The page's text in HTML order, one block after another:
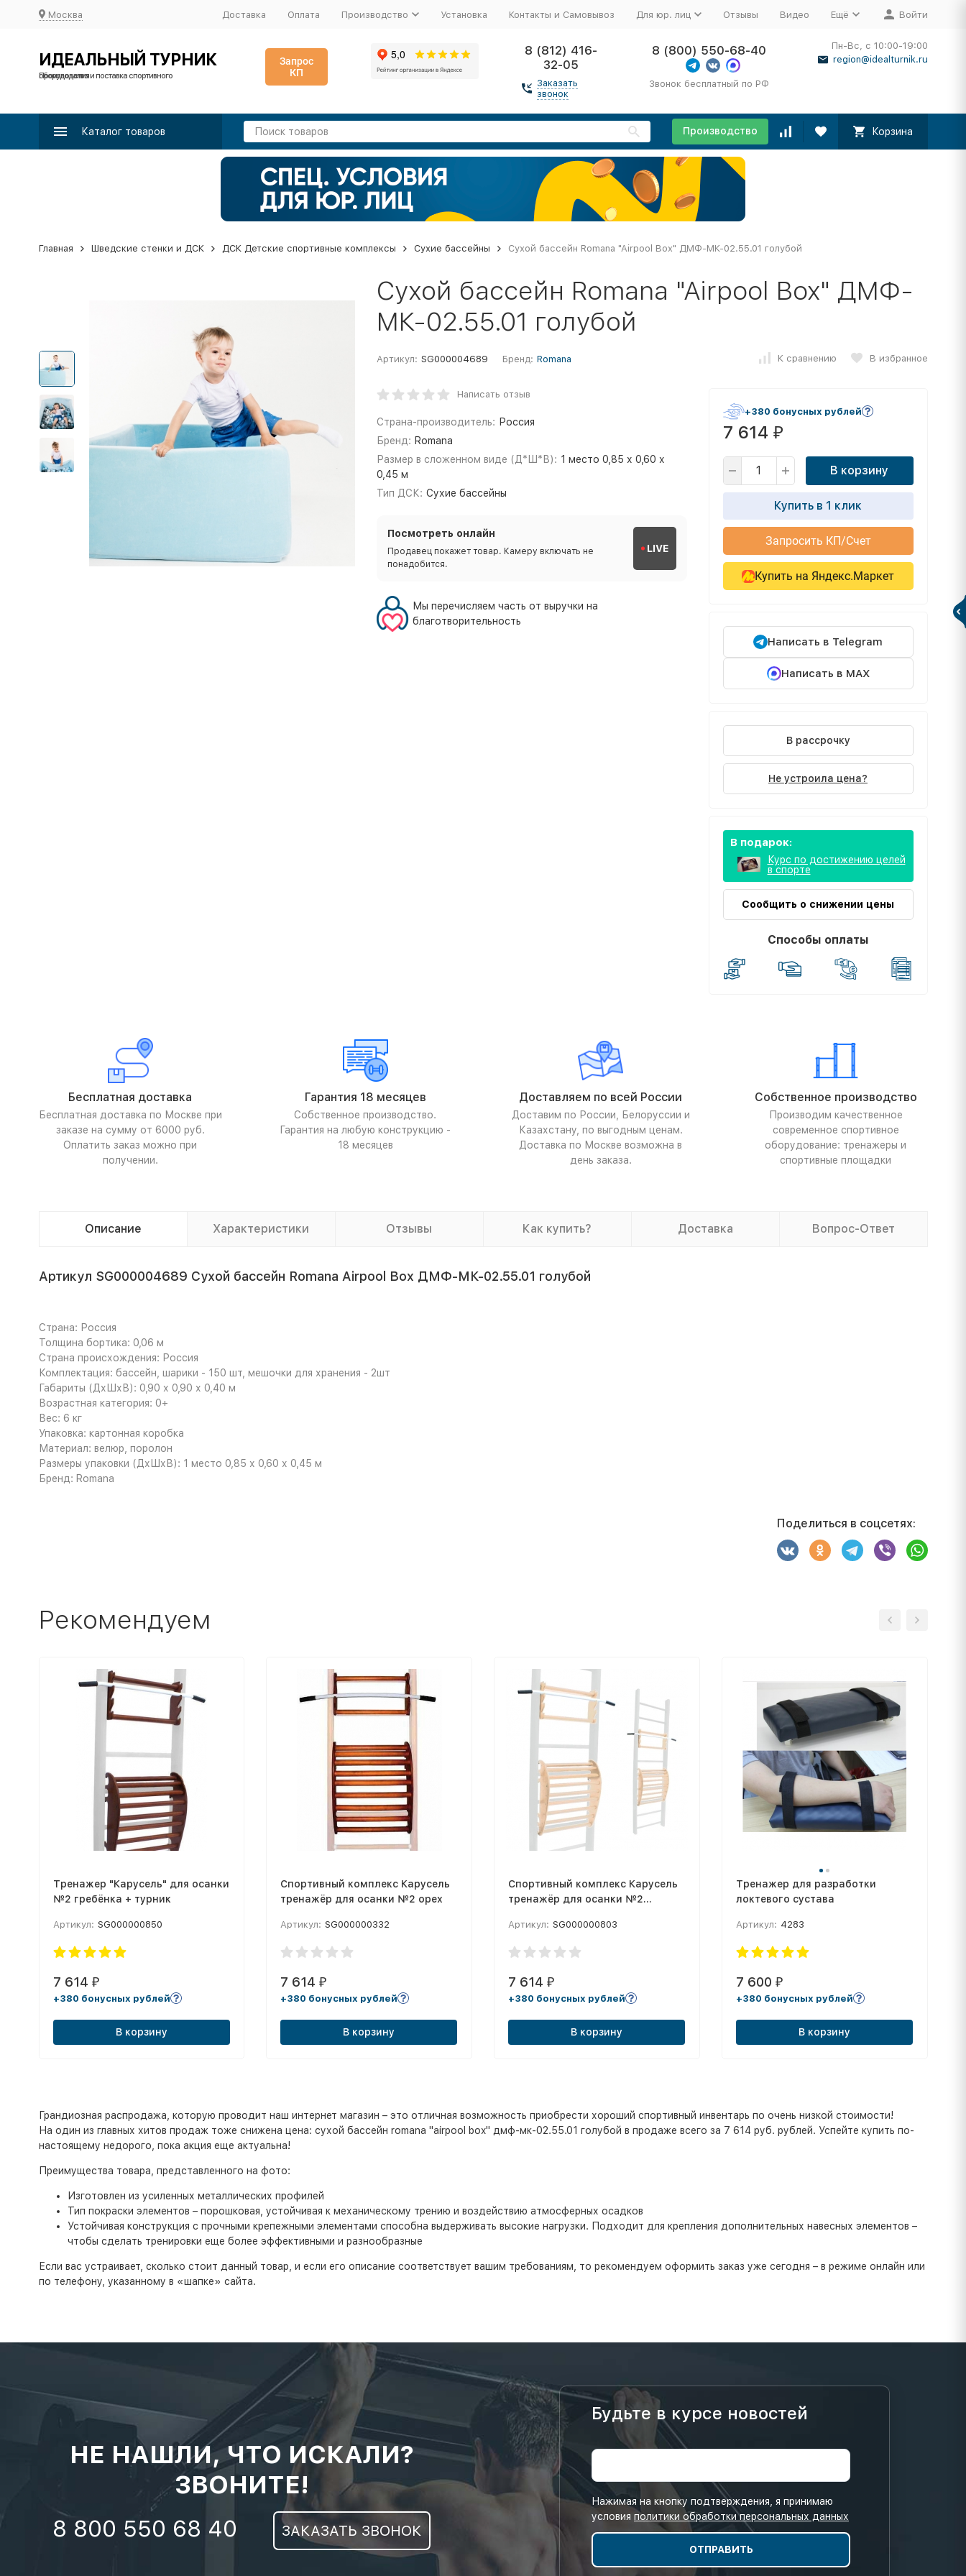
Москва Доставка Оплата Производство Установка Контакты и Самовывоз Для юр. лиц Отзывы Видео Ещё Войти
ИДЕАЛЬНЫЙ ТУРНИК
Производство и поставка спортивного оборудования
Запрос
КП
8 (812) 416-
32-05
Заказать
звонок
8 (800) 550-68-40
Звонок бесплатный по РФ
Пн-Вс, с 10:00-19:00
region@idealturnik.ru
Каталог товаров Производство Корзина
Главная Шведские стенки и ДСК ДСК Детские спортивные комплексы Сухие бассейны Сухой бассейн Romana "Airpool Box" ДМФ-МК-02.55.01 голубой
Сухой бассейн Romana "Airpool Box" ДМФ-
МК-02.55.01 голубой
Артикул: SG000004689 Бренд: Romana К сравнению В избранное
Написать отзыв
Страна-производитель: Россия
Бренд: Romana
Размер в сложенном виде (Д*Ш*В): 1 место 0,85 х 0,60 х
0,45 м
Тип ДСК: Сухие бассейны
Посмотреть онлайн
Продавец покажет товар. Камеру включать не
понадобится.
LIVE
Мы перечисляем часть от выручки на
благотворительность
+380 бонусных рублей
7 614 ₽
В корзину
Купить в 1 клик
Запросить КП/Счет
Купить на Яндекс.Маркет
Написать в Telegram
Написать в MAX
В рассрочку
Не устроила цена?
В подарок:
Курс по достижению целей
в спорте
Сообщить о снижении цены
Способы оплаты
Бесплатная доставка
Бесплатная доставка по Москве при
заказе на сумму от 6000 руб.
Оплатить заказ можно при
получении.
Гарантия 18 месяцев
Собственное производство.
Гарантия на любую конструкцию -
18 месяцев
Доставляем по всей России
Доставим по России, Белоруссии и
Казахстану, по выгодным ценам.
Доставка по Москве возможна в
день заказа.
Собственное производство
Производим качественное
современное спортивное
оборудование: тренажеры и
спортивные площадки
Описание Характеристики Отзывы Как купить? Доставка Вопрос-Ответ
Артикул SG000004689 Сухой бассейн Romana Airpool Box ДМФ-МК-02.55.01 голубой
Страна: Россия
Толщина бортика: 0,06 м
Страна происхождения: Россия
Комплектация: бассейн, шарики - 150 шт, мешочки для хранения - 2шт
Габариты (ДхШхВ): 0,90 х 0,90 х 0,40 м
Возрастная категория: 0+
Вес: 6 кг
Упаковка: картонная коробка
Материал: велюр, поролон
Размеры упаковки (ДхШхВ): 1 место 0,85 х 0,60 х 0,45 м
Бренд: Romana
Поделиться в соцсетях:
Рекомендуем
Тренажер "Карусель" для осанки
№2 гребёнка + турник
Артикул: SG000000850
7 614 ₽
+380 бонусных рублей
В корзину
Спортивный комплекс Карусель
тренажёр для осанки №2 орех
Артикул: SG000000332
7 614₽
+380 бонусных рублей
В корзину
Спортивный комплекс Карусель
тренажёр для осанки №2
Артикул: SG000000803
7 614 ₽
+380 бонусных рублей
В корзину
Тренажер для разработки
локтевого сустава
Артикул: 4283
7 600 ₽
+380 бонусных рублей
В корзину
Грандиозная распродажа, которую проводит наш интернет магазин – это отличная возможность приобрести хороший спортивный инвентарь по очень низкой стоимости!
На один из главных хитов продаж тоже снижена цена: сухой бассейн romana "airpool box" дмф-мк-02.55.01 голубой в продаже всего за 7 614 руб. рублей. Успейте купить по-
настоящему недорого, пока акция еще актуальна!
Преимущества товара, представленного на фото:
Изготовлен из усиленных металлических профилей
Тип покраски элементов – порошковая, устойчивая к механическому трению и воздействию атмосферных осадков
Устойчивая конструкция с прочными крепежными элементами способна выдерживать высокие нагрузки. Подходит для крепления дополнительных навесных элементов –
чтобы сделать тренировки еще более эффективными и разнообразные
Если вас устраивает, сколько стоит данный товар, и если его описание соответствует вашим требованиям, то рекомендуем оформить заказ уже сегодня – в режиме онлайн или
по телефону, указанному в «шапке» сайта.
НЕ НАШЛИ, ЧТО ИСКАЛИ?
ЗВОНИТЕ!
8 800 550 68 40 ЗАКАЗАТЬ ЗВОНОК
Будьте в курсе новостей
Нажимая на кнопку подтверждения, я принимаю
условия политики обработки персональных данных